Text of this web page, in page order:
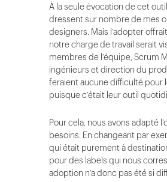
À la seule évocation de cet
dressent sur nombre de mes
designers. Mais l’adopter
notre charge de travail serait
membres de l’équipe, Scrum
ingénieurs et direction du
feraient aucune difficulté pour
puisque c’était leur outil
Pour cela, nous avons adapté
besoins. En changeant par
qui était purement à
pour des labels qui nous
adoption n’a donc pas été si